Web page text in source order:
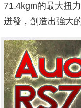
71.4kgm的最大扭
迸發，創造出強大